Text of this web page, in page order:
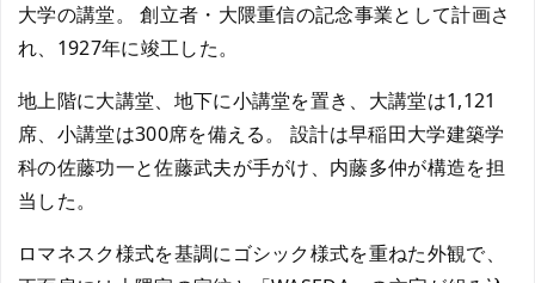
大学の講堂。 創立者・大隈重信の記念事業として計画さ
れ、1927年に竣工した。
地上階に大講堂、地下に小講堂を置き、大講堂は1,121
席、小講堂は300席を備える。 設計は早稲田大学建築学
科の佐藤功一と佐藤武夫が手がけ、内藤多仲が構造を担
当した。
ロマネスク様式を基調にゴシック様式を重ねた外観で、